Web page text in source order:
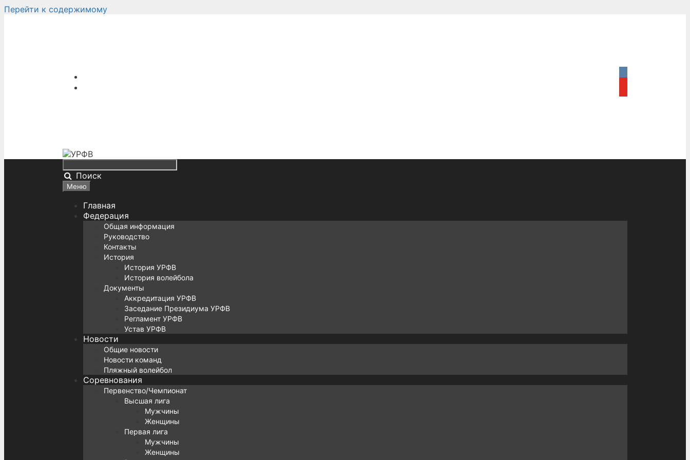
Перейти к содержимому
Поиск
Меню
Главная
Федерация
Общая информация
Руководство
Контакты
История
История УРФВ
История волейбола
Документы
Аккредитация УРФВ
Заседание Президиума УРФВ
Регламент УРФВ
Устав УРФВ
Новости
Общие новости
Новости команд
Пляжный волейбол
Соревнования
Первенство/Чемпионат
Высшая лига
Мужчины
Женщины
Первая лига
Мужчины
Женщины